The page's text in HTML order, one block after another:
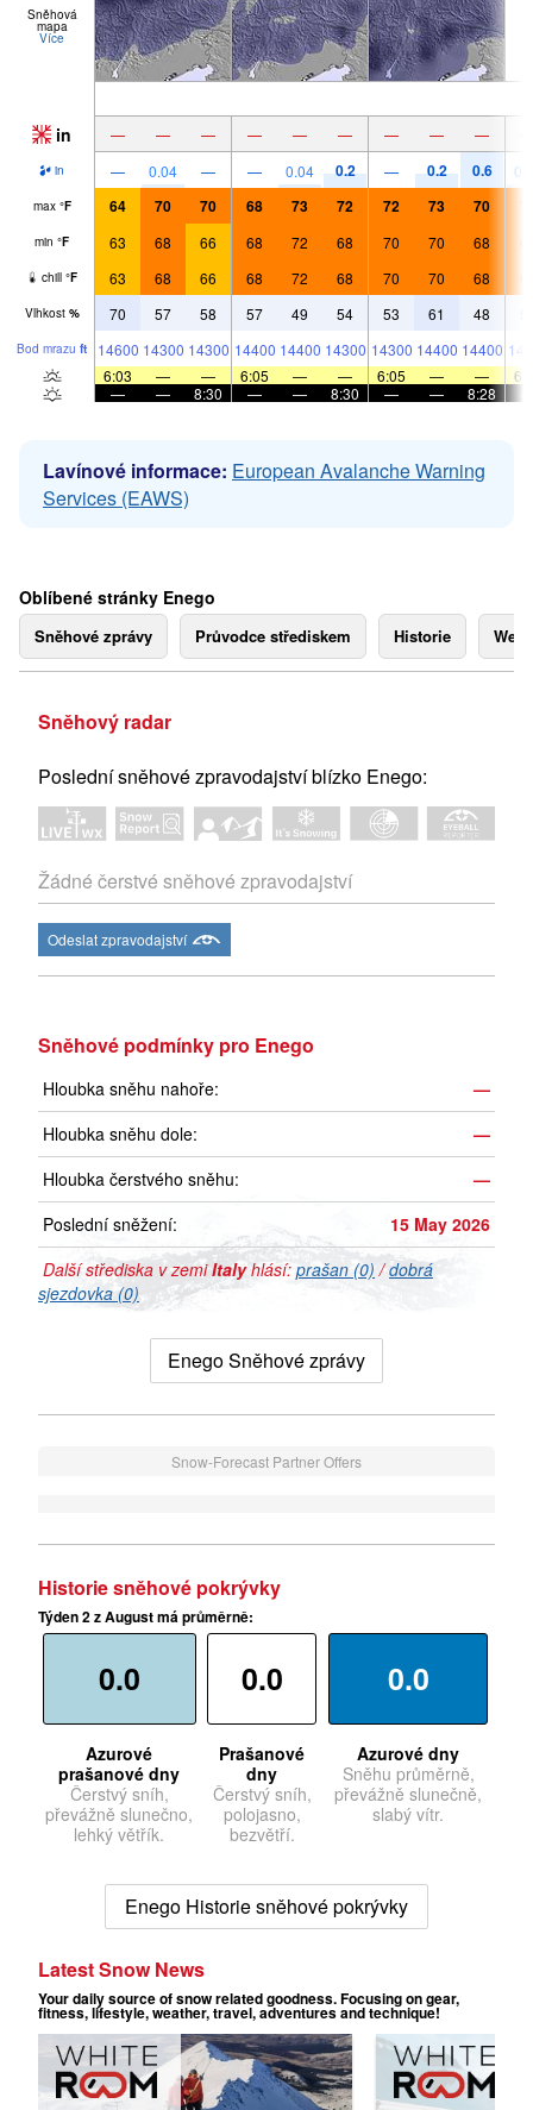
Sněhová
mapa
Více
in — — — — — — — — —
in — 0.04 — — 0.04 0.2 — 0.2 0.6
max °F 64 70 70 68 73 72 72 73 70
min °F 63 68 66 68 72 68 70 70 68
chill °F 63 68 66 68 72 68 70 70 68
Vlhkost % 70 57 58 57 49 54 53 61 48
Bod mrazu ft 14600 14300 14300 14400 14400 14300 14300 14400 14400
6:03
— — 6:05 — — 6:05 — —
—
— 8:30 — — 8:30 — — 8:28
Lavínové informace: European Avalanche Warning
Services (EAWS)
Oblíbené stránky Enego
Sněhové zprávy Průvodce střediskem Historie
Sněhový radar
Poslední sněhové zpravodajství blízko Enego:
Žádné čerstvé sněhové zpravodajství
Odeslat zpravodajství
Sněhové podmínky pro Enego
Hloubka sněhu nahoře:
—
Hloubka sněhu dole:
—
Hloubka čerstvého sněhu:
—
Poslední sněžení:
15 May 2026
Další střediska v zemiItalyhlásí: prašan (0) /dobrá
sjezdovka (0)
Enego Sněhové zprávy
Snow-Forecast Partner Offers
Historie sněhové pokrývky
Týden 2 z August má průměrně:
0.0
Azurové
prašanové dny
Čerstvý sníh,
převážně slunečno,
lehký větřík.
0.0
Prašanové
dny
Čerstvý sníh,
polojasno,
bezvětří.
0.0
Azurové dny
Sněhu průměrně,
převážně slunečně,
slabý vítr.
Enego Historie sněhové pokrývky